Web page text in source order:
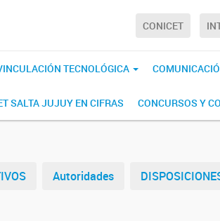
CONICET
TECNOLÓGICA
SALTA JUJUY EN CIFRAS CONCURSOS Y
Autoridades